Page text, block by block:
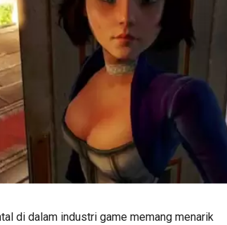
di dalam industri game memang menarik